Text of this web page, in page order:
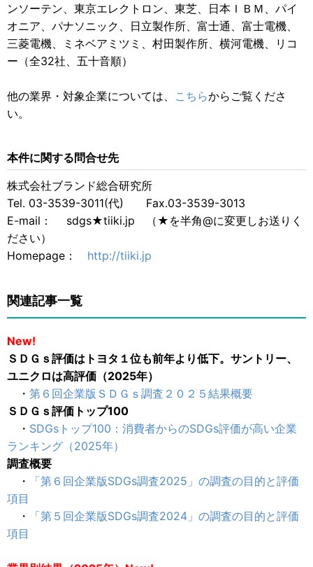
ンソーテン、東京エレクトロン、東芝、日本ＩＢＭ、パイ
オニア、パナソニック、日立製作所、富士通、富士電機、
三菱電機、ミネベアミツミ、村田製作所、横河電機、リコ
ー（全32社、五十音順）
他の業界・対象企業については、 こちらからご覧くださ
い。
本件に関する問合せ先
株式会社ブランド総合研究所
Tel. 03-3539-3011(代) Fax.03-3539-3013
E-mail： sdgs★tiiki.jp （★を半角@に変更しお送りく
ださい）
Homepage： http://tiiki.jp
関連記事一覧
New!
ＳＤＧｓ評価はトヨタ１位も前年より低下。サントリー、
ユニクロは高評価（2025年）
・ 第６回企業版ＳＤＧｓ調査２０２５結果概要
ＳＤＧｓ評価トップ100
・ SDGsトップ100：消費者からのSDGs評価が高い企業
ランキング（2025年）
調査概要
・
「第６回企業版SDGs調査2025」の調査の目的と評価
項目
・
「第５回企業版SDGs調査2024」の調査の目的と評価
項目